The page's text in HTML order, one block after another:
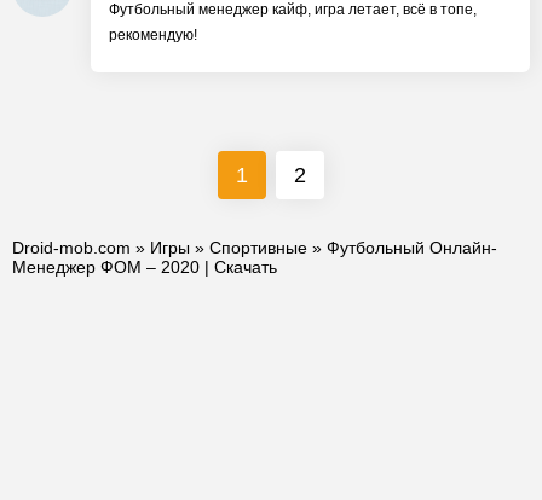
Футбольный менеджер кайф, игра летает, всё в топе,
рекомендую!
1 2
Droid-mob.com » Игры » Спортивные » Футбольный Онлайн-
Менеджер ФОМ – 2020 | Скачать